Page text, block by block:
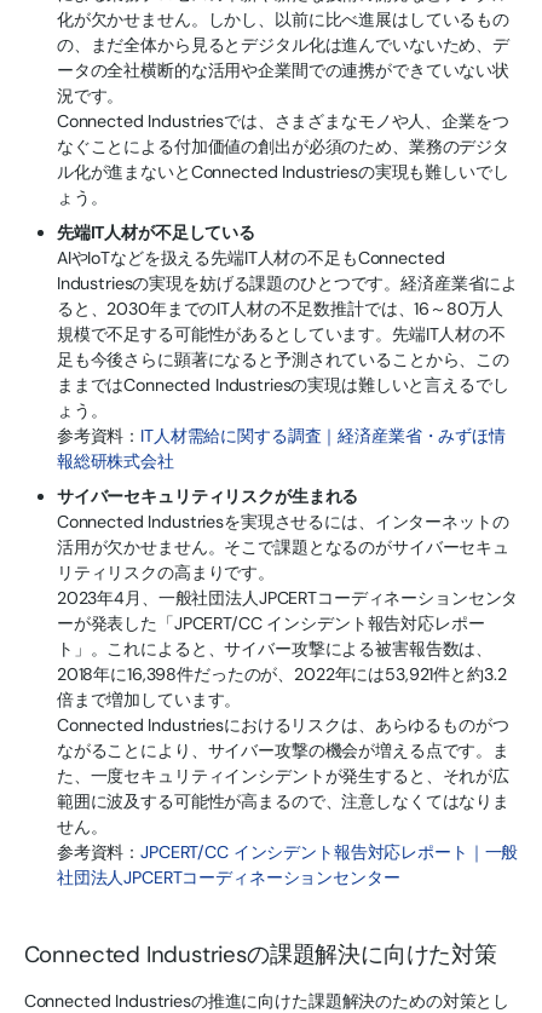
化が欠かせません。しかし、以前に比べ進展はしているもの
の、まだ全体から見るとデジタル化は進んでいないため、デ
ータの全社横断的な活用や企業間での連携ができていない状
況です。
Connected Industriesでは、さまざまなモノや人、企業をつ
なぐことによる付加価値の創出が必須のため、業務のデジタ
ル化が進まないとConnected Industriesの実現も難しいでし
ょう。
先端IT人材が不足している
AIやIoTなどを扱える先端IT人材の不足もConnected
Industriesの実現を妨げる課題のひとつです。経済産業省によ
ると、2030年までのIT人材の不足数推計では、16～80万人
規模で不足する可能性があるとしています。先端IT人材の不
足も今後さらに顕著になると予測されていることから、この
ままではConnected Industriesの実現は難しいと言えるでし
ょう。
参考資料： IT人材需給に関する調査｜経済産業省・みずほ情
報総研株式会社
サイバーセキュリティリスクが生まれる
Connected Industriesを実現させるには、インターネットの
活用が欠かせません。そこで課題となるのがサイバーセキュ
リティリスクの高まりです。
2023年4月、一般社団法人JPCERTコーディネーションセンタ
ーが発表した「JPCERT/CC インシデント報告対応レポー
ト」。これによると、サイバー攻撃による被害報告数は、
2018年に16,398件だったのが、2022年には53,921件と約3.2
倍まで増加しています。
Connected Industriesにおけるリスクは、あらゆるものがつ
ながることにより、サイバー攻撃の機会が増える点です。ま
た、一度セキュリティインシデントが発生すると、それが広
範囲に波及する可能性が高まるので、注意しなくてはなりま
せん。
参考資料：JPCERT/CC インシデント報告対応レポート｜一般
社団法人JPCERTコーディネーションセンター
Connected Industriesの課題解決に向けた対策
Connected Industriesの推進に向けた課題解決のための対策とし